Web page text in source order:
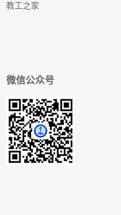
教工之家
微信公众号